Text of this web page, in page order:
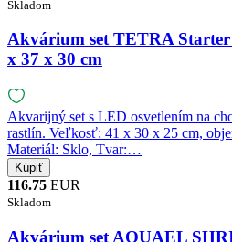
Skladom
Akvárium set TETRA
x 37 x 30 cm
Akvarijný set s LED osvetlením na
rastlín. Veľkosť: 41 x 30 x 25 cm,
Materiál: Sklo, Tvar:…
116.75 EUR
Skladom
Akvárium set AQUAEL